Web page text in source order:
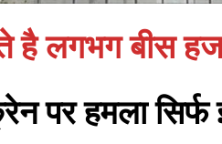
लगभग बीस
पर हमला